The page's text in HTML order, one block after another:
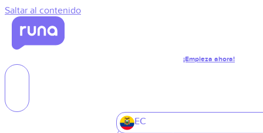
Saltar al contenido
¡Empieza ahora!
EC